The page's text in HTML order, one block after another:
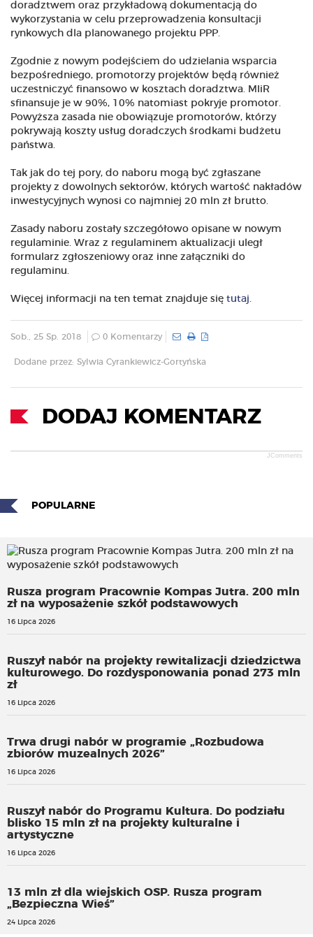
doradztwem oraz przykładową dokumentacją do
wykorzystania w celu przeprowadzenia konsultacji
rynkowych dla planowanego projektu PPP.
Zgodnie z nowym podejściem do udzielania wsparcia
bezpośredniego, promotorzy projektów będą również
uczestniczyć finansowo w kosztach doradztwa. MIiR
sfinansuje je w 90%, 10% natomiast pokryje promotor.
Powyższa zasada nie obowiązuje promotorów, którzy
pokrywają koszty usług doradczych środkami budżetu
państwa.
Tak jak do tej pory, do naboru mogą być zgłaszane
projekty z dowolnych sektorów, których wartość nakładów
inwestycyjnych wynosi co najmniej 20 mln zł brutto.
Zasady naboru zostały szczegółowo opisane w nowym
regulaminie. Wraz z regulaminem aktualizacji uległ
formularz zgłoszeniowy oraz inne załączniki do
regulaminu.
Więcej informacji na ten temat znajduje się tutaj.
Sob., 25 Sp. 2018 0 Komentarzy
Dodane przez: Sylwia Cyrankiewicz-Gortyńska
DODAJ KOMENTARZ
JComments
POPULARNE
Rusza program Pracownie Kompas Jutra. 200 mln
zł na wyposażenie szkół podstawowych
16 Lipca 2026
Ruszył nabór na projekty rewitalizacji dziedzictwa
kulturowego. Do rozdysponowania ponad 273 mln
zł
16 Lipca 2026
Trwa drugi nabór w programie „Rozbudowa
zbiorów muzealnych 2026”
16 Lipca 2026
Ruszył nabór do Programu Kultura. Do podziału
blisko 15 mln zł na projekty kulturalne i
artystyczne
16 Lipca 2026
13 mln zł dla wiejskich OSP. Rusza program
„Bezpieczna Wieś”
24 Lipca 2026